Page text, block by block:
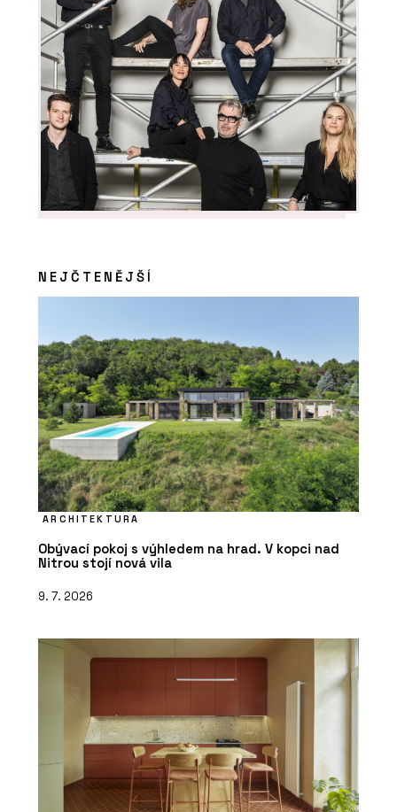
PRODUKTY
Luxusní vinylové dílce Allura - Forbo
Flooring Systems
NEJČTENĚJŠÍ
ARCHITEKTURA
Obývací pokoj s výhledem na hrad. V kopci nad
Nitrou stojí nová vila
9. 7. 2026